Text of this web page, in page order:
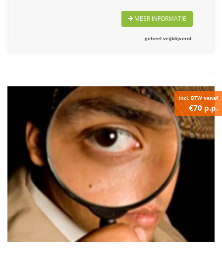
MEER INFORMATIE
geheel vrijblijvend
incl. BTW vanaf
€70 p.p.